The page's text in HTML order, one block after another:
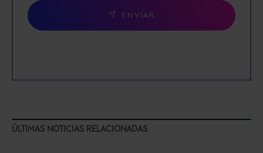
ENVIAR
ÚLTIMAS NOTICIAS RELACIONADAS